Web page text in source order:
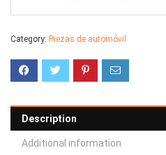
Category: Piezas de automóvil
Description
Additional information